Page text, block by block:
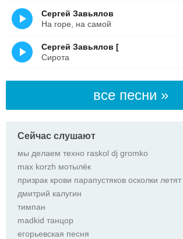
Сергей Завьялов
На горе, на самой
Сергей Завьялов [
Сирота
все песни »
Сейчас слушают
мы делаем техно raskol dj gromko
max korzh мотылёк
дмитрий калугин
тимпан
madkid танцор
егорьевская песня